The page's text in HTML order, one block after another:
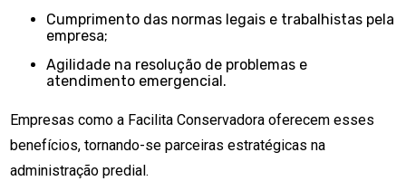
Cumprimento das normas legais e trabalhistas pela
empresa;
Agilidade na resolução de problemas e
atendimento emergencial.
Empresas como a Facilita Conservadora oferecem esses
benefícios, tornando-se parceiras estratégicas na
administração predial.